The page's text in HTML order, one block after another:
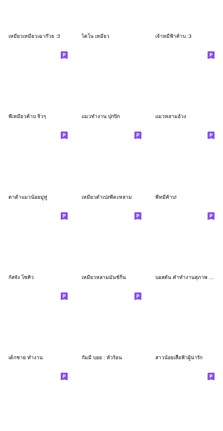
เหมียวเหมียวเฉาก๊วย :3 ไดโน เหมียว เจ้าหมีฟ้าค้าบ :3
พี่เหมียวค้าบ จิ๋วๆ แมวทำงาน ปุกปิก แมวหลามอ้วง
ดาด้าแมวน้อยมู่ทู่ เหมียวดำเปงพี่ตะหลาม พี่หมีค้าบ!
กัสจัง โซคิว เหมียวหลามมันช์กิ้น
เด็กชาย ทำงาน กัมมี่ บอย : หัวร้อน สาวน้อยเสื้อฟ้าผู้น่ารัก